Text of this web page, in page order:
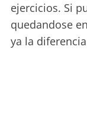
ejercicios. Si
quedandose
ya la